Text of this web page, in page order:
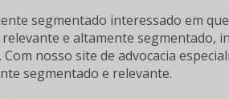
segmentado interessado em
e altamente segmentado,
nosso site de advocacia
segmentado e relevante.